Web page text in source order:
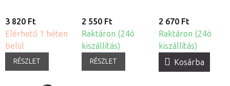
3 820 Ft
Elérhető 1 héten
belül
RÉSZLET
2 550 Ft
Raktáron (24ó
kiszállítás)
RÉSZLET
2 670 Ft
Raktáron (24ó
kiszállítás)
Kosárba